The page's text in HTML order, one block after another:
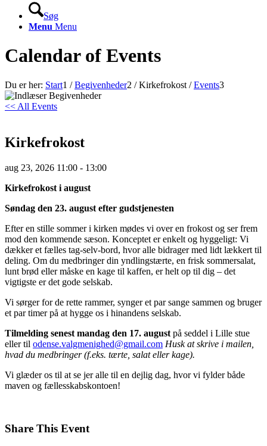
Søg
Menu Menu
Calendar of Events
Du er her: Start1 / Begivenheder2 / Kirkefrokost / Events3
<< All Events
Kirkefrokost
aug 23, 2026 11:00 - 13:00
Kirkefrokost i august
Søndag den 23. august efter gudstjenesten
Efter en stille sommer i kirken mødes vi over en frokost og ser frem
mod den kommende sæson. Konceptet er enkelt og hyggeligt: Vi
dækker et fælles tag-selv-bord, hvor alle bidrager med lidt lækkert til
deling. Om du medbringer din yndlingstærte, en frisk sommersalat,
lunt brød eller måske en kage til kaffen, er helt op til dig – det
vigtigste er det gode selskab.
Vi sørger for de rette rammer, synger et par sange sammen og bruger
et par timer på at hygge os i hinandens selskab.
Tilmelding senest mandag den 17. august på seddel i Lille stue
eller til odense.valgmenighed@gmail.com Husk at skrive i mailen,
hvad du medbringer (f.eks. tærte, salat eller kage).
Vi glæder os til at se jer alle til en dejlig dag, hvor vi fylder både
maven og fællesskabskontoen!
Share This Event